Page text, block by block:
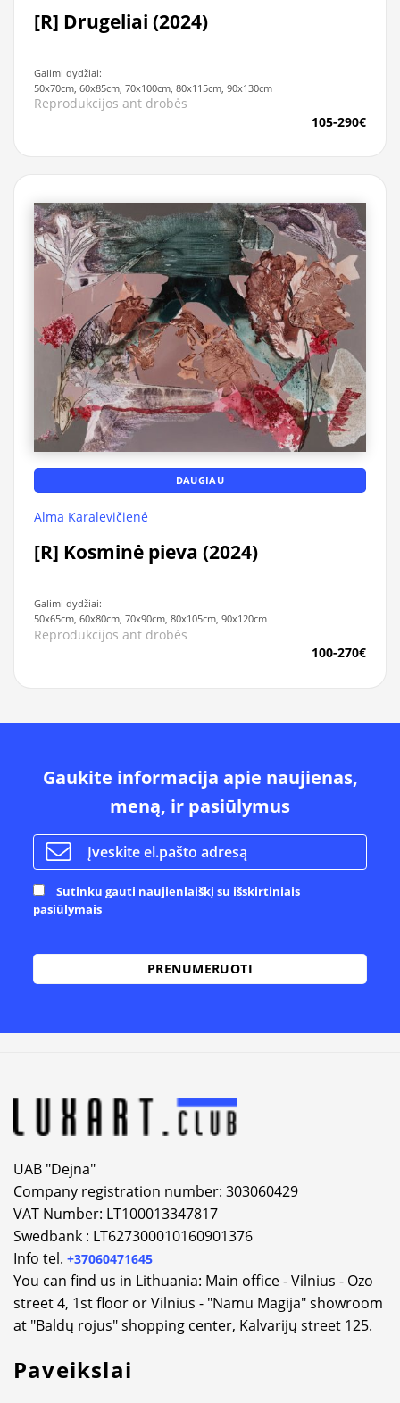
[R] Drugeliai (2024)
Galimi dydžiai:
50x70cm, 60x85cm, 70x100cm, 80x115cm, 90x130cm
Reprodukcijos ant drobės
105-290€
DAUGIAU
Alma Karalevičienė
[R] Kosminė pieva (2024)
Galimi dydžiai:
50x65cm, 60x80cm, 70x90cm, 80x105cm, 90x120cm
Reprodukcijos ant drobės
100-270€
Gaukite informacija apie naujienas,
meną, ir pasiūlymus
Sutinku gauti naujienlaiškį su išskirtiniais
pasiūlymais
UAB "Dejna"
Company registration number: 303060429
VAT Number: LT100013347817
Swedbank : LT627300010160901376
Info tel. +37060471645
You can find us in Lithuania: Main office - Vilnius - Ozo
street 4, 1st floor or Vilnius - "Namu Magija" showroom
at "Baldų rojus" shopping center, Kalvarijų street 125.
Paveikslai